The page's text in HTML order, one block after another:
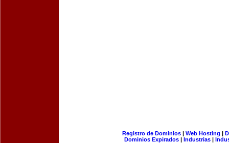
Registro de Dominios| Web Hosting |
Dominios Expirados | Industrias |